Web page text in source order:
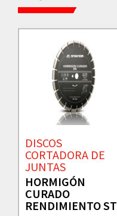
DISCOS
CORTADORA DE
JUNTAS
HORMIGÓN
CURADO
RENDIMIENTO ST